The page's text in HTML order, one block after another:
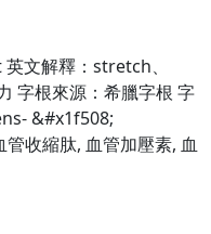
文解釋：stretch、
字根來源：希臘字根 字
&#x1f508;
收縮肽, 血管加壓素, 血